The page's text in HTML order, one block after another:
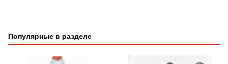
Популярные в разделе